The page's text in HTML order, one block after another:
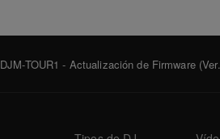
DJM-TOUR1 - Actualización de Firmware